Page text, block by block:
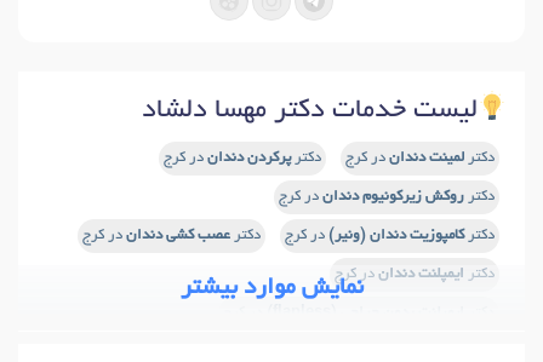
لیست خدمات دکتر مهسا دلشاد
دکتر لمینت دندان در کرج دکترپرکردن دندان در کرج
دکتر روکش زیرکونیوم دندان در کرج
دکترکامپوزیت دندان (ونیر) در کرج دکتر عصب کشی دندان در کرج
دکتر ایمپلنت دندان در کرج
نمایش موارد بیشتر